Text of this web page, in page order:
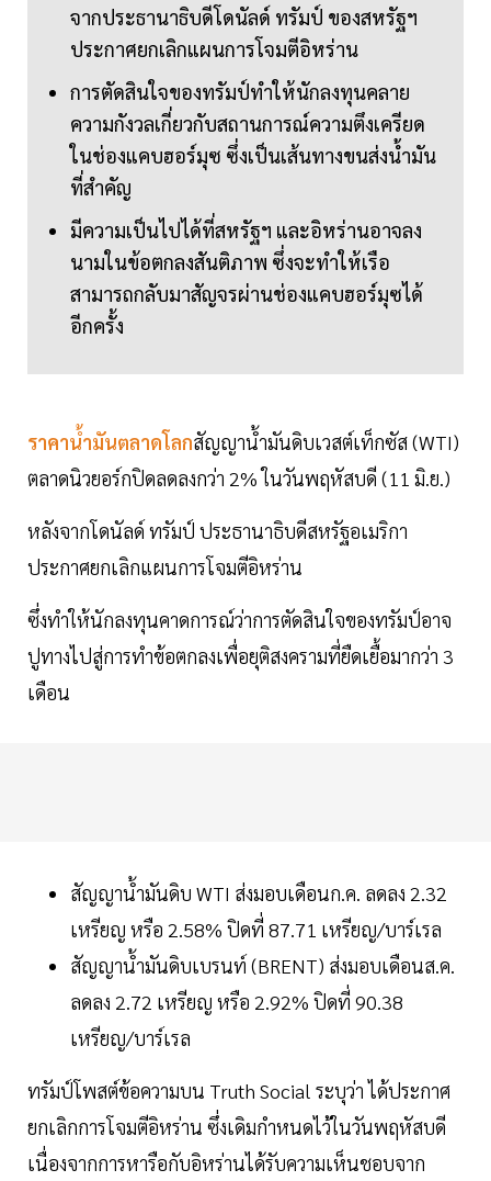
จากประธานาธิบดีโดนัลด์ ทรัมป์ ของสหรัฐฯ
ประกาศยกเลิกแผนการโจมตีอิหร่าน
การตัดสินใจของทรัมป์ทำให้นักลงทุนคลาย
ความกังวลเกี่ยวกับสถานการณ์ความตึงเครียด
ในช่องแคบฮอร์มุซ ซึ่งเป็นเส้นทางขนส่งน้ำมัน
ที่สำคัญ
มีความเป็นไปได้ที่สหรัฐฯ และอิหร่านอาจลง
นามในข้อตกลงสันติภาพ ซึ่งจะทำให้เรือ
สามารถกลับมาสัญจรผ่านช่องแคบฮอร์มุซได้
อีกครั้ง
ราคาน้ำมันตลาดโลกสัญญาน้ำมันดิบเวสต์เท็กซัส (WTI)
ตลาดนิวยอร์กปิดลดลงกว่า 2% ในวันพฤหัสบดี (11 มิ.ย.)
หลังจากโดนัลด์ ทรัมป์ ประธานาธิบดีสหรัฐอเมริกา
ประกาศยกเลิกแผนการโจมตีอิหร่าน
ซึ่งทำให้นักลงทุนคาดการณ์ว่าการตัดสินใจของทรัมป์อาจ
ปูทางไปสู่การทำข้อตกลงเพื่อยุติสงครามที่ยืดเยื้อมากว่า 3
เดือน
สัญญาน้ำมันดิบ WTI ส่งมอบเดือนก.ค. ลดลง 2.32
เหรียญ หรือ 2.58% ปิดที่ 87.71 เหรียญ/บาร์เรล
สัญญาน้ำมันดิบเบรนท์ (BRENT) ส่งมอบเดือนส.ค.
ลดลง 2.72 เหรียญ หรือ 2.92% ปิดที่ 90.38
เหรียญ/บาร์เรล
ทรัมป์โพสต์ข้อความบน Truth Social ระบุว่า ได้ประกาศ
ยกเลิกการโจมตีอิหร่าน ซึ่งเดิมกำหนดไว้ในวันพฤหัสบดี
เนื่องจากการหารือกับอิหร่านได้รับความเห็นชอบจาก